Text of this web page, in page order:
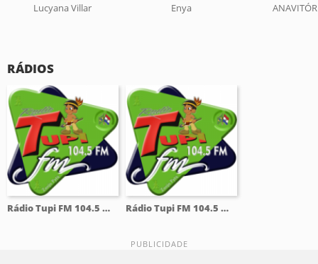
Lucyana Villar Enya
RÁDIOS
Rádio Tupi FM 104.5 Mhz Rádio Tupi FM 104.5 Mhz